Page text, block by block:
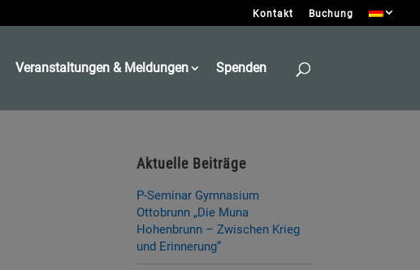
Kontakt Buchung
Veranstaltungen & Meldungen Spenden
Aktuelle Beiträge
P-Seminar Gymnasium
Ottobrunn „Die Muna
Hohenbrunn – Zwischen Krieg
und Erinnerung“